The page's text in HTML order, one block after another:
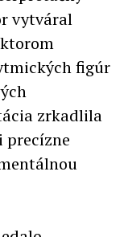
vytváral
figúr
zrkadlila
precízne